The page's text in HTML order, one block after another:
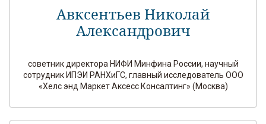
Авксентьев Николай
Александрович
советник директора НИФИ Минфина России, научный
сотрудник ИПЭИ РАНХиГС, главный исследователь ООО
«Хелс энд Маркет Аксесс Консалтинг» (Москва)